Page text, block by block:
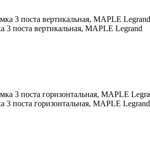
3 поста вертикальная, MAPLE Legrand
3 поста горизонтальная, MAPLE Legrand